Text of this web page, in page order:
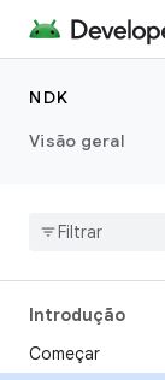
NDK
Visão geral
Introdução
Começar